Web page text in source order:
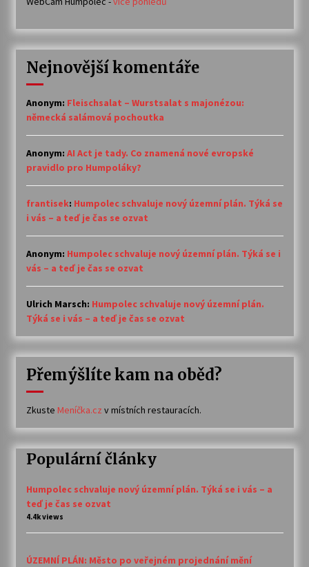
Nejnovější komentáře
Anonym: Fleischsalat – Wurstsalat s majonézou:
německá salámová pochoutka
Anonym: AI Act je tady. Co znamená nové evropské
pravidlo pro Humpoláky?
frantisek: Humpolec schvaluje nový územní plán. Týká se
i vás – a teď je čas se ozvat
Anonym: Humpolec schvaluje nový územní plán. Týká se i
vás – a teď je čas se ozvat
Ulrich Marsch: Humpolec schvaluje nový územní plán.
Týká se i vás – a teď je čas se ozvat
Přemýšlíte kam na oběd?
Zkuste Meníčka.cz v místních restauracích.
Populární články
Humpolec schvaluje nový územní plán. Týká se i vás – a
teď je čas se ozvat
4.4k views
ÚZEMNÍ PLÁN: Město po veřejném projednání mění